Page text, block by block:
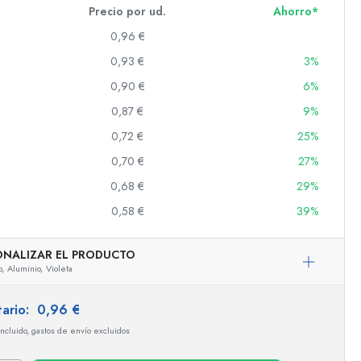
Precio por ud.
Ahorro*
0,96 €
0,93 €
3%
0,90 €
6%
0,87 €
9%
0,72 €
25%
0,70 €
27%
0,68 €
29%
0,58 € 39%
EL PRODUCTO
Aluminio, Violeta
0,96 €
gastos de envío excluidos